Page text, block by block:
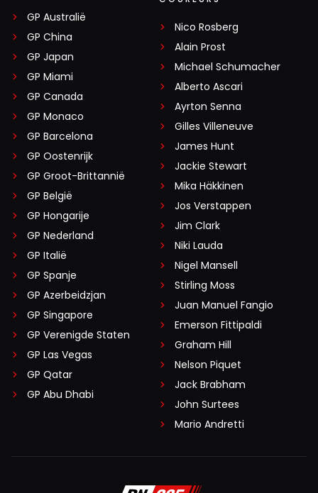
GP Australië
GP China
GP Japan
GP Miami
GP Canada
GP Monaco
GP Barcelona
GP Oostenrijk
GP Groot-Brittannië
GP België
GP Hongarije
GP Nederland
GP Italië
GP Spanje
GP Azerbeidzjan
GP Singapore
GP Verenigde Staten
GP Las Vegas
GP Qatar
GP Abu Dhabi
Nico Rosberg
Alain Prost
Michael Schumacher
Alberto Ascari
Ayrton Senna
Gilles Villeneuve
James Hunt
Jackie Stewart
Mika Häkkinen
Jos Verstappen
Jim Clark
Niki Lauda
Nigel Mansell
Stirling Moss
Juan Manuel Fangio
Emerson Fittipaldi
Graham Hill
Nelson Piquet
Jack Brabham
John Surtees
Mario Andretti